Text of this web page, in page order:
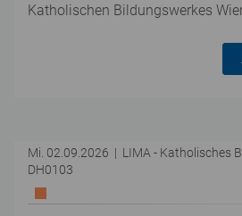
Katholischen Bildungswerkes
Mi. 02.09.2026 | LIMA - Katholisches
DH0103